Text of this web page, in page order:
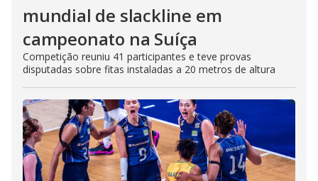
mundial de slackline em
campeonato na Suíça
Competição reuniu 41 participantes e teve provas
disputadas sobre fitas instaladas a 20 metros de altura